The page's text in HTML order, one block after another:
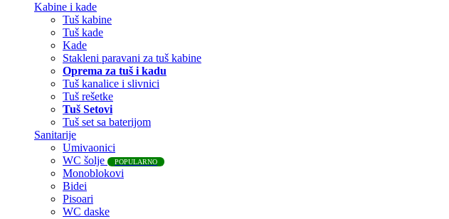
Kabine i kade
Tuš kabine
Tuš kade
Kade
Stakleni paravani za tuš kabine
Oprema za tuš i kadu
Tuš kanalice i slivnici
Tuš rešetke
Tuš Setovi
Tuš set sa baterijom
Sanitarije
Umivaonici
WC šolje
POPULARNO
Monoblokovi
Bidei
Pisoari
WC daske